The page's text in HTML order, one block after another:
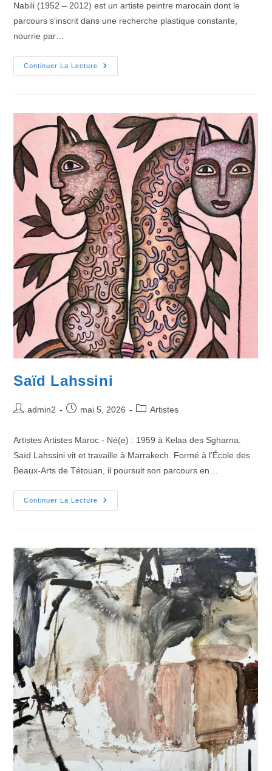
Nabili (1952 – 2012) est un artiste peintre marocain dont le
parcours s'inscrit dans une recherche plastique constante,
nourrie par…
Continuer La Lecture
Saïd Lahssini
admin2 mai 5, 2026 Artistes
Artistes Artistes Maroc - Né(e) : 1959 à Kelaa des Sgharna.
Saïd Lahssini vit et travaille à Marrakech. Formé à l’École des
Beaux-Arts de Tétouan, il poursuit son parcours en…
Continuer La Lecture